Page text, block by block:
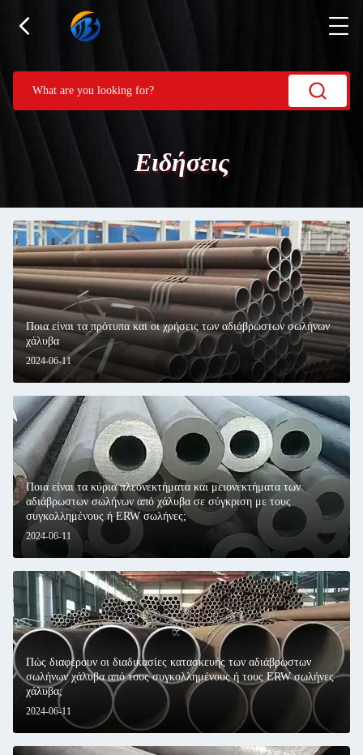
Ειδήσεις
2024-06-11
Ποια είναι τα πρότυπα και οι χρήσεις των αδιάβρωστων σωλήνων
χάλυβα
2024-06-11
Ποια είναι τα κύρια πλεονεκτήματα και μειονεκτήματα των
αδιάβρωστων σωλήνων από χάλυβα σε σύγκριση με τους
συγκολλημένους ή ERW σωλήνες;
2024-06-11
Πώς διαφέρουν οι διαδικασίες κατασκευής των αδιάβρωστων
σωλήνων χάλυβα από τους συγκολλημένους ή τους ERW σωλήνες
χάλυβα;